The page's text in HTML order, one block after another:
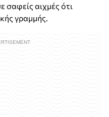
αιχμές ότι
γραμμής.